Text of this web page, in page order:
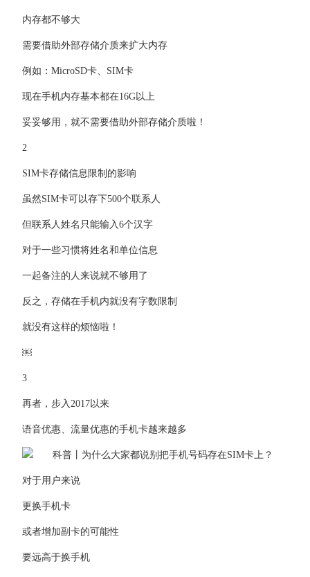
内存都不够大
需要借助外部存储介质来扩大内存
例如：MicroSD卡、SIM卡
现在手机内存基本都在16G以上
妥妥够用，就不需要借助外部存储介质啦！
2
SIM卡存储信息限制的影响
虽然SIM卡可以存下500个联系人
但联系人姓名只能输入6个汉字
对于一些习惯将姓名和单位信息
一起备注的人来说就不够用了
反之，存储在手机内就没有字数限制
就没有这样的烦恼啦！
￼
3
再者，步入2017以来
语音优惠、流量优惠的手机卡越来越多
对于用户来说
更换手机卡
或者增加副卡的可能性
要远高于换手机